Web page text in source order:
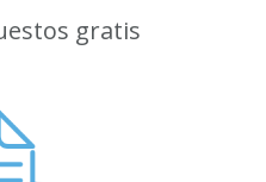
gratis